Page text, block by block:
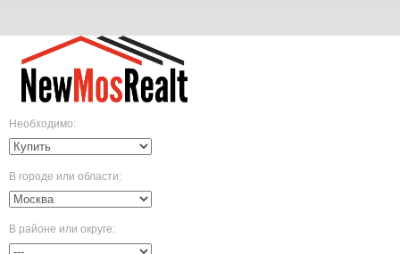
Необходимо:
В городе или области:
В районе или округе: